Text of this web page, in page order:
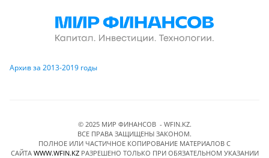
Архив за 2013-2019 годы
© 2025 МИР ФИНАНСОВ - WFIN.KZ.
ВСЕ ПРАВА ЗАЩИЩЕНЫ ЗАКОНОМ.
ПОЛНОЕ ИЛИ ЧАСТИЧНОЕ КОПИРОВАНИЕ МАТЕРИАЛОВ C
САЙТА WWW.WFIN.KZРАЗРЕШЕНО ТОЛЬКО ПРИ ОБЯЗАТЕЛЬНОМ УКАЗАНИИ